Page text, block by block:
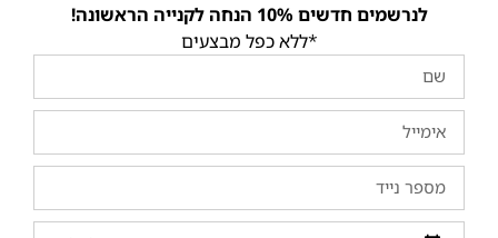
לנרשמים חדשים 10% הנחה לקנייה הראשונה!
*ללא כפל מבצעים